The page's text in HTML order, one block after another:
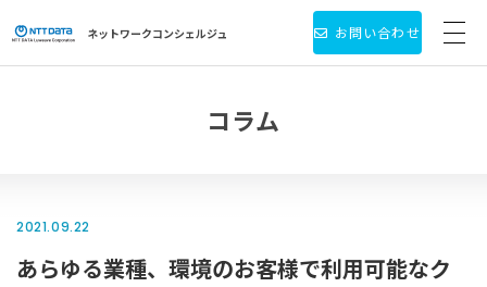
ネットワークコンシェルジュ
新着情報
お問い合わせ
コラム
2021.09.22
あらゆる業種、環境のお客様で利用可能なク